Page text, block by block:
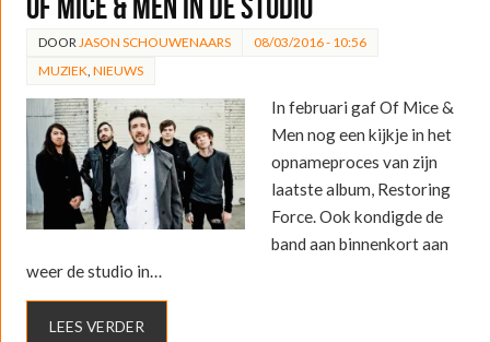
DOOR JASON SCHOUWENAARS
08/03/2016 - 10:56
MUZIEK NIEUWS
In februari gaf Of Mice &
Men nog een kijkje in het
opnameproces van zijn
laatste album, Restoring
Force. Ook kondigde de
band aan binnenkort aan
weer de studio in…
LEES VERDER